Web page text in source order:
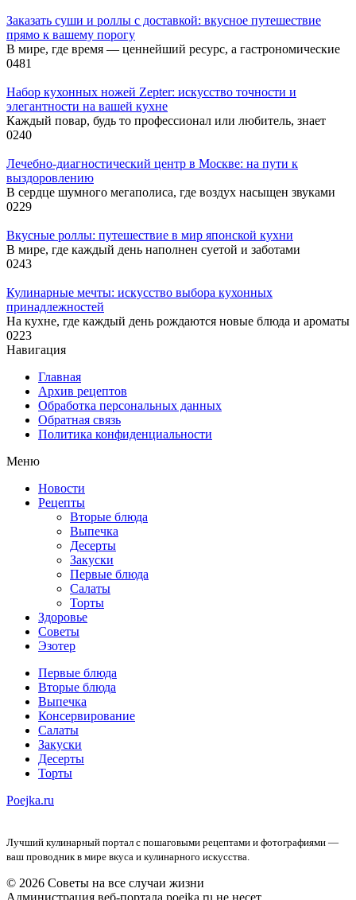
Заказать суши и роллы с доставкой: вкусное путешествие
прямо к вашему порогу
В мире, где время — ценнейший ресурс, а гастрономические
0481
Набор кухонных ножей Zepter: искусство точности и
элегантности на вашей кухне
Каждый повар, будь то профессионал или любитель, знает
0240
Лечебно-диагностический центр в Москве: на пути к
выздоровлению
В сердце шумного мегаполиса, где воздух насыщен звуками
0229
Вкусные роллы: путешествие в мир японской кухни
В мире, где каждый день наполнен суетой и заботами
0243
Кулинарные мечты: искусство выбора кухонных
принадлежностей
На кухне, где каждый день рождаются новые блюда и ароматы
0223
Навигация
Главная
Архив рецептов
Обработка персональных данных
Обратная связь
Политика конфиденциальности
Меню
Новости
Рецепты
Вторые блюда
Выпечка
Десерты
Закуски
Первые блюда
Салаты
Торты
Здоровье
Советы
Эзотер
Первые блюда
Вторые блюда
Выпечка
Консервирование
Салаты
Закуски
Десерты
Торты
Poejka.ru
Лучший кулинарный портал с пошаговыми рецептами и фотографиями —
ваш проводник в мире вкуса и кулинарного искусства.
© 2026 Советы на все случаи жизни